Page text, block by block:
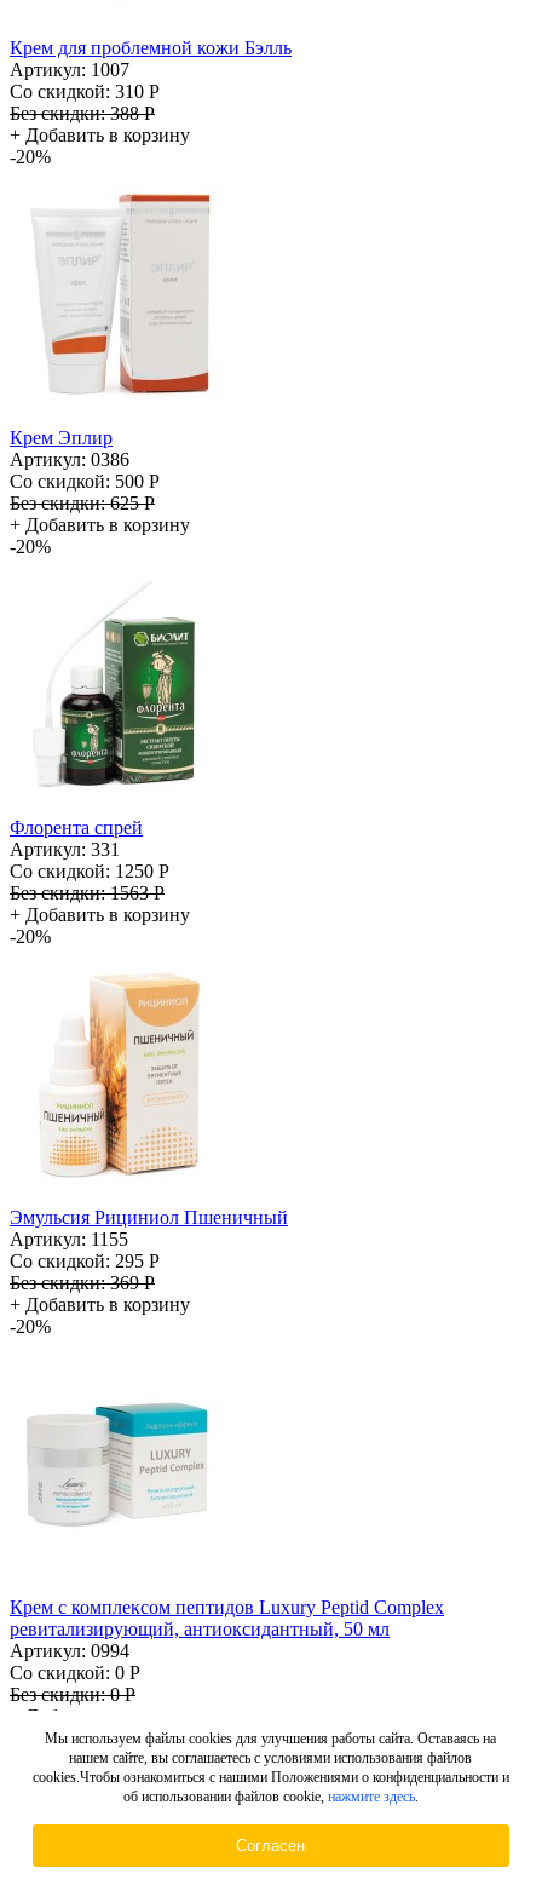
Крем для проблемной кожи Бэлль
Артикул: 1007
Со скидкой: 310 Р
Без скидки:388 Р
+ Добавить в корзину
-20%
Крем Эплир
Артикул: 0386
Со скидкой: 500 Р
Без скидки:625 Р
+ Добавить в корзину
-20%
Флорента спрей
Артикул: 331
Со скидкой: 1250 Р
Без скидки:1563 Р
+ Добавить в корзину
-20%
Эмульсия Рициниол Пшеничный
Артикул: 1155
Со скидкой: 295 Р
Без скидки:369 Р
+ Добавить в корзину
-20%
Крем с комплексом пептидов Luxury Peptid Complex
ревитализирующий, антиоксидантный, 50 мл
Артикул: 0994
Со скидкой: 0 Р
Без скидки:0 Р
Добавить в корзину
Мы используем файлы cookies для улучшения работы сайта. Оставаясь на
нашем сайте, вы соглашаетесь с условиями использования файлов
cookies.Чтобы ознакомиться с нашими Положениями о конфиденциальности и
об использовании файлов cookie, нажмите здесь.
Согласен